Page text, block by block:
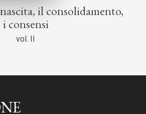
il consolidamento,
i consensi
vol. II